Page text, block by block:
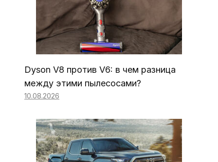
Dyson V8 против V6: в чем разница
между этими пылесосами?
10.08.2026